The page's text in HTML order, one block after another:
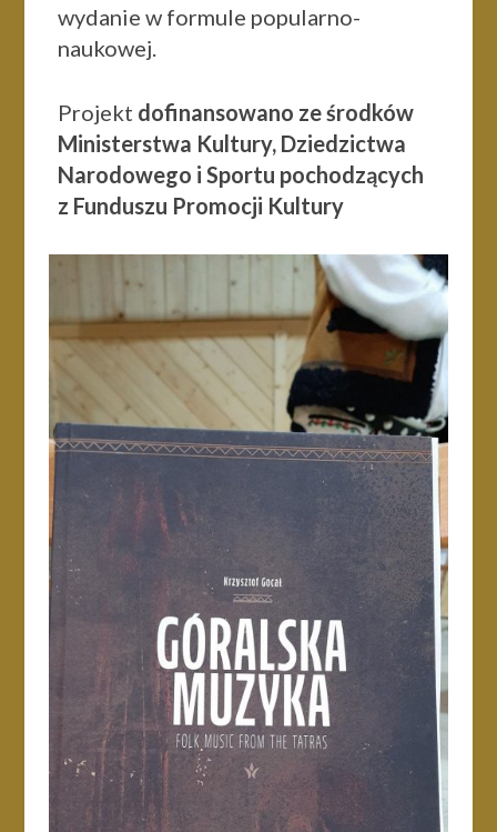
wydanie w formule popularno-
naukowej.
Projekt dofinansowano ze środków
Ministerstwa Kultury, Dziedzictwa
Narodowego i Sportu pochodzących
z Funduszu Promocji Kultury